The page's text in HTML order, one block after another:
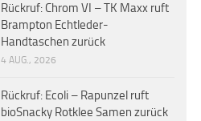
Rückruf: Chrom VI – TK Maxx ruft
Brampton Echtleder-
Handtaschen zurück
4 AUG., 2026
Rückruf: Ecoli – Rapunzel ruft
bioSnacky Rotklee Samen zurück